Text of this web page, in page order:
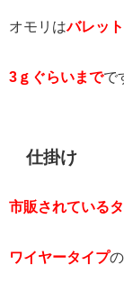
オモリはバレッ
3ｇぐらいまでで
仕掛け
市販されている
ワイヤータイプ